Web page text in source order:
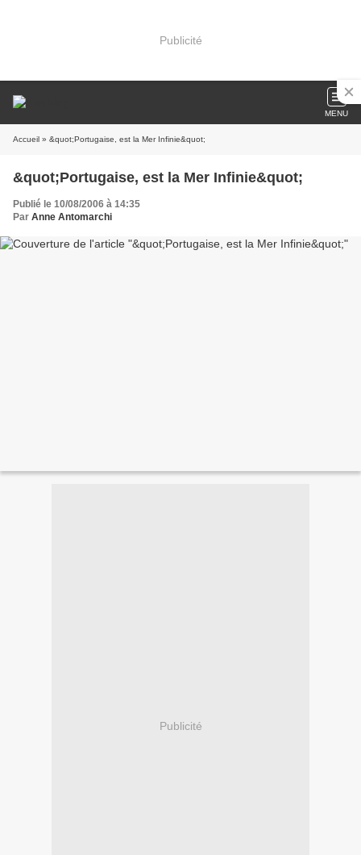
Publicité
MENU
Accueil » &quot;Portugaise, est la Mer Infinie&quot;
&quot;Portugaise, est la Mer Infinie&quot;
Publié le 10/08/2006 à 14:35
Par Anne Antomarchi
Publicité